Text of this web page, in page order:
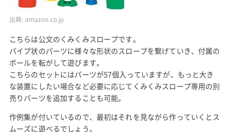
出典: amazon.co.jp
こちらは公文のくみくみスロープです。
パイプ状のパーツに様々な形状のスロープを繋げていき、付属の
ボールを転がして遊びます。
こちらのセットにはパーツが57個入っていますが、もっと大き
な装置にしたい場合など必要に応じてくみくみスロープ専用の別
売りパーツを追加することも可能。
作例集が付いているので、最初はそれを見ながら作っていくとス
ムーズに遊べるでしょう。